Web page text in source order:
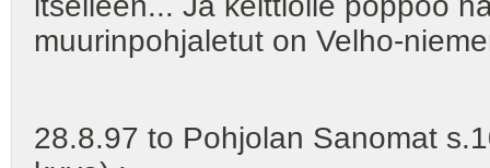
muurinpohjaletut on Velho-
28.8.97 to Pohjolan Sanomat